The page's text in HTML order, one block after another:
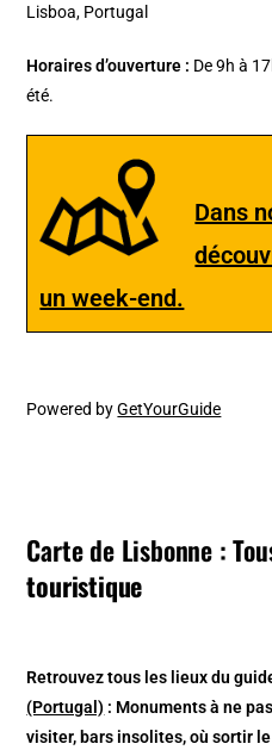
Lisboa, Portugal
Horaires d’ouverture : De 9h à
été.
Dans
un week-end.
Powered byGetYourGuide
Carte de Lisbonne :
touristique
Retrouvez tous les lieux du
(Portugal) : Monuments à ne
visiter, bars insolites, où sortir